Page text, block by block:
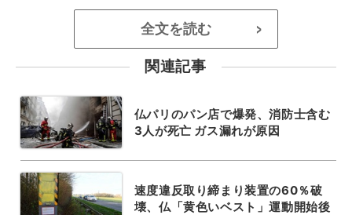
全文を読む >
関連記事
仏パリのパン店で爆発、消防士含む
3人が死亡 ガス漏れが原因
速度違反取り締まり装置の60％破
壊、仏「黄色いベスト」運動開始後